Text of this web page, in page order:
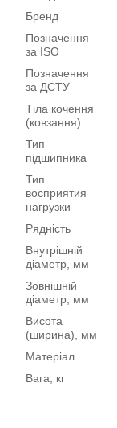
Бренд
Позначення
за ISO
Позначення
за ДСТУ
Тіла кочення
(ковзання)
Тип
підшипника
Тип
восприятия
нагрузки
Рядність
Внутрішній
діаметр, мм
Зовнішній
діаметр, мм
Висота
(ширина), мм
Матеріал
Вага, кг